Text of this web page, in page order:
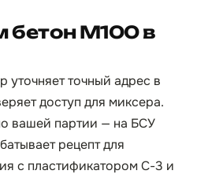
бетон М100 в
уточняет точный адрес в
доступ для миксера.
вашей партии — на БСУ
рецепт для
с пластификатором С-3 и